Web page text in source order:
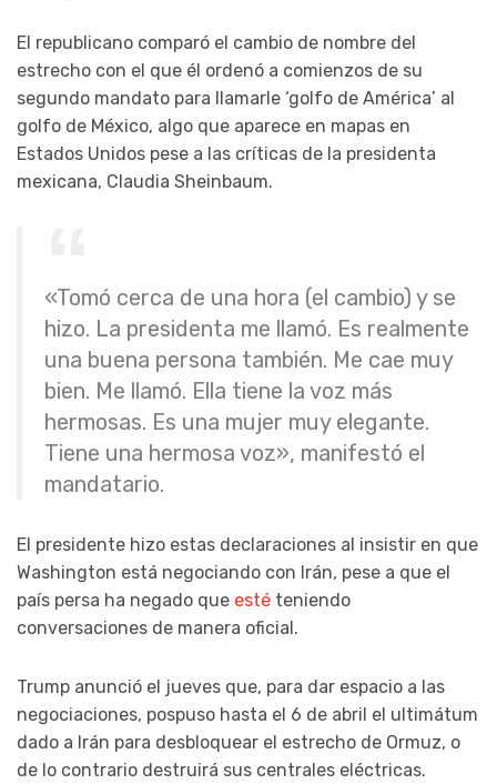
El republicano comparó el cambio de nombre del
estrecho con el que él ordenó a comienzos de su
segundo mandato para llamarle ‘golfo de América’ al
golfo de México, algo que aparece en mapas en
Estados Unidos pese a las críticas de la presidenta
mexicana, Claudia Sheinbaum.
«Tomó cerca de una hora (el cambio) y se
hizo. La presidenta me llamó. Es realmente
una buena persona también. Me cae muy
bien. Me llamó. Ella tiene la voz más
hermosas. Es una mujer muy elegante.
Tiene una hermosa voz», manifestó el
mandatario.
El presidente hizo estas declaraciones al insistir en que
Washington está negociando con Irán, pese a que el
país persa ha negado que esté teniendo
conversaciones de manera oficial.
Trump anunció el jueves que, para dar espacio a las
negociaciones, pospuso hasta el 6 de abril el ultimátum
dado a Irán para desbloquear el estrecho de Ormuz, o
de lo contrario destruirá sus centrales eléctricas.